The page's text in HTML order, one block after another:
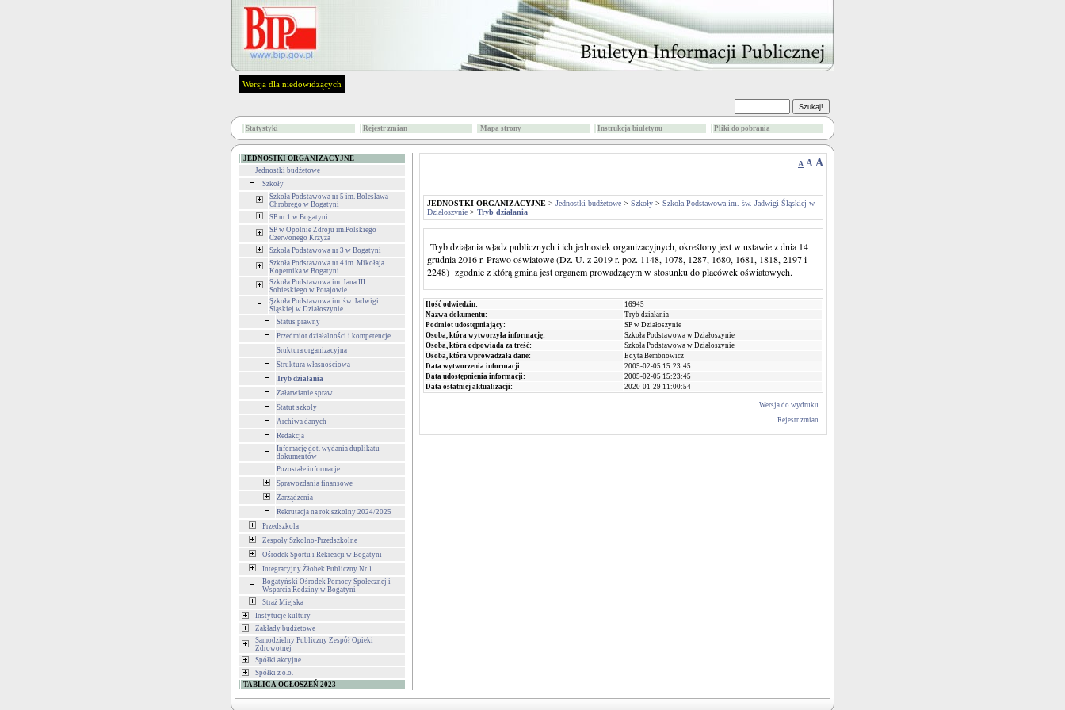
Wersja dla niedowidzących
Statystyki Rejestr zmian Mapa strony Instrukcja biuletynu Pliki do pobrania
JEDNOSTKI ORGANIZACYJNE
Jednostki budżetowe
Szkoły
Szkoła Podstawowa nr 5 im. Bolesława
Chrobrego w Bogatyni
SP nr 1 w Bogatyni
SP w Opolnie Zdroju im.Polskiego
Czerwonego Krzyża
Szkoła Podstawowa nr 3 w Bogatyni
Szkoła Podstawowa nr 4 im. Mikołaja
Kopernika w Bogatyni
Szkoła Podstawowa im. Jana III
Sobieskiego w Porajowie
Szkoła Podstawowa im. św. Jadwigi
Śląskiej w Działoszynie
Status prawny
Przedmiot działalności i kompetencje
Sruktura organizacyjna
Struktura własnościowa
Tryb działania
Załatwianie spraw
Statut szkoły
Archiwa danych
Redakcja
Infomację dot. wydania duplikatu
dokumentów
Pozostałe informacje
Sprawozdania finansowe
Zarządzenia
Rekrutacja na rok szkolny 2024/2025
Przedszkola
Zespoły Szkolno-Przedszkolne
Ośrodek Sportu i Rekreacji w Bogatyni
Integracyjny Żłobek Publiczny Nr 1
Bogatyński Ośrodek Pomocy Społecznej i
Wsparcia Rodziny w Bogatyni
Straż Miejska
Instytucje kultury
Zakłady budżetowe
Samodzielny Publiczny Zespół Opieki
Zdrowotnej
Spółki akcyjne
Spółki z o.o.
TABLICA OGŁOSZEŃ 2023
A A A
JEDNOSTKI ORGANIZACYJNE > Jednostki budżetowe > Szkoły > Szkoła Podstawowa im. św. Jadwigi Śląskiej w
Działoszynie > Tryb działania
Tryb działania władz publicznych i ich jednostek organizacyjnych, określony jest w ustawie z dnia 14
grudnia 2016 r. Prawo oświatowe(Dz. U. z 2019 r. poz. 1148, 1078, 1287, 1680, 1681, 1818, 2197 i
2248) zgodnie z którą gmina jest organem prowadzącym w stosunku do placówek oświatowych.
Ilość odwiedzin:
16945
Nazwa dokumentu:
Tryb działania
Podmiot udostępniający:
SP w Działoszynie
Osoba, która wytworzyła informację:
Szkoła Podstawowa w Działoszynie
Osoba, która odpowiada za treść:
Szkoła Podstawowa w Działoszynie
Osoba, która wprowadzała dane:
Edyta Bembnowicz
Data wytworzenia informacji:
2005-02-05 15:23:45
Data udostępnienia informacji:
2005-02-05 15:23:45
Data ostatniej aktualizacji:
2020-01-29 11:00:54
Wersja do wydruku...
Rejestr zmian...